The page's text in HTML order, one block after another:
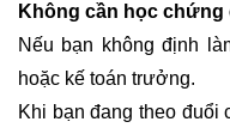
Không cần học
Nếu bạn không định
hoặc kế toán trưởng.
Khi bạn đang theo đuổi